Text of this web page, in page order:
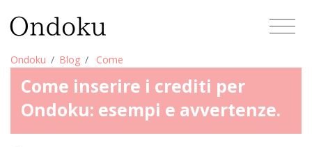
Ondoku Blog Come
Come inserire i crediti per
Ondoku: esempi e avvertenze.